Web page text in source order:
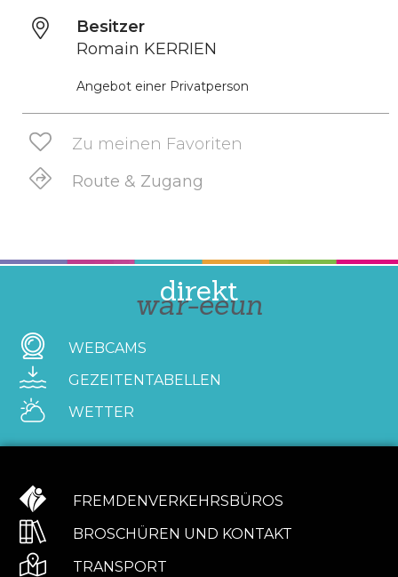
Besitzer
Romain KERRIEN
Angebot einer Privatperson
Zu meinen Favoriten
Route & Zugang
direkt
war-eeun
WEBCAMS
GEZEITENTABELLEN
WETTER
FREMDENVERKEHRSBÜROS
BROSCHÜREN UND KONTAKT
TRANSPORT